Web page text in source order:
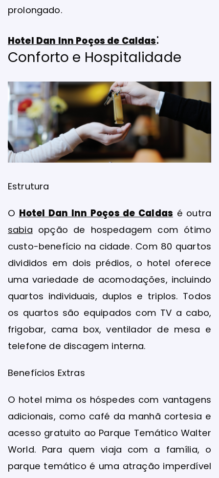
prolongado.
Hotel Dan Inn Poços de Caldas:
Conforto e Hospitalidade
Estrutura
O Hotel Dan Inn Poços de Caldas é outra
sabia opção de hospedagem com ótimo
custo-benefício na cidade. Com 80 quartos
divididos em dois prédios, o hotel oferece
uma variedade de acomodações, incluindo
quartos individuais, duplos e triplos. Todos
os quartos são equipados com TV a cabo,
frigobar, cama box, ventilador de mesa e
telefone de discagem interna.
Benefícios Extras
O hotel mima os hóspedes com vantagens
adicionais, como café da manhã cortesia e
acesso gratuito ao Parque Temático Walter
World. Para quem viaja com a família, o
parque temático é uma atração imperdível